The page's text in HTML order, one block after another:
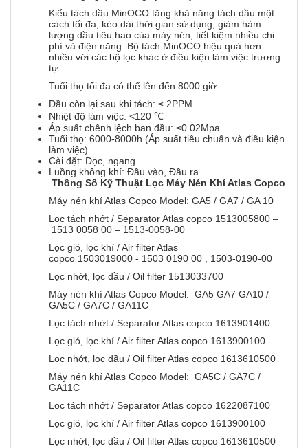
Kiểu tách dầu MinOCO tăng khả năng tách dầu một
cách tối đa, kéo dài thời gian sử dụng, giảm hàm
lượng dầu tiêu hao của máy nén, tiết kiệm nhiều chi
phí và điện năng. Bộ tách MinOCO hiệu quả hơn
nhiều với các bộ lọc khác ở điều kiện làm việc trương
tự
Tuổi thọ tối đa có thể lên đến 8000 giờ.
Dầu còn lại sau khi tách: ≤ 2PPM
Nhiệt độ làm việc: <120 ℃
Áp suất chênh lệch ban đầu: ≤0.02Mpa
Tuổi thọ: 6000-8000h (Áp suất tiêu chuẩn và điều kiện
làm việc)
Cài đặt: Dọc, ngang
Luồng không khí: Đầu vào, Đầu ra
Thông Số Kỹ Thuật Lọc Máy Nén Khí Atlas Copco
Máy nén khí Atlas Copco Model: GA5 / GA7 / GA 10
Lọc tách nhớt / Separator Atlas copco 1513005800 –
1513 0058 00 – 1513-0058-00
Lọc gió, lọc khí / Air filter Atlas
copco 1503019000 - 1503 0190 00 , 1503-0190-00
Lọc nhớt, lọc dầu / Oil filter 1513033700
Máy nén khí Atlas Copco Model: GA5 GA7 GA10 /
GA5C / GA7C / GA11C
Lọc tách nhớt / Separator Atlas copco 1613901400
Lọc gió, lọc khí / Air filter Atlas copco 1613900100
Lọc nhớt, lọc dầu / Oil filter Atlas copco 1613610500
Máy nén khí Atlas Copco Model: GA5C / GA7C /
GA11C
Lọc tách nhớt / Separator Atlas copco 1622087100
Lọc gió, lọc khí / Air filter Atlas copco 1613900100
Lọc nhớt, lọc dầu / Oil filter Atlas copco 1613610500